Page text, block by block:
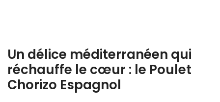
Un délice méditerranéen qui
réchauffe le cœur : le Poulet
Chorizo Espagnol